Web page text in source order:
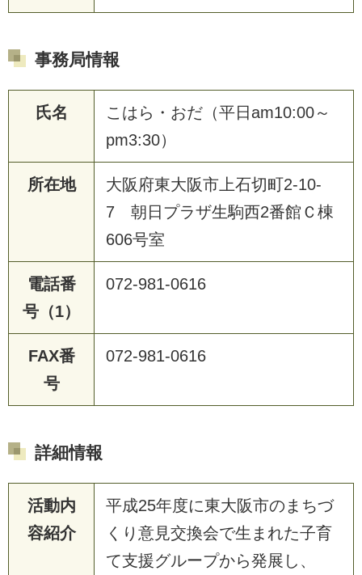
事務局情報
氏名
こはら・おだ（平日am10:00～
pm3:30）
所在地
大阪府東大阪市上石切町2-10-
7 朝日プラザ生駒西2番館Ｃ棟
606号室
電話番
号（1）
072-981-0616
FAX番
号
072-981-0616
詳細情報
活動内
容紹介
平成25年度に東大阪市のまちづ
くり意見交換会で生まれた子育
て支援グループから発展し、